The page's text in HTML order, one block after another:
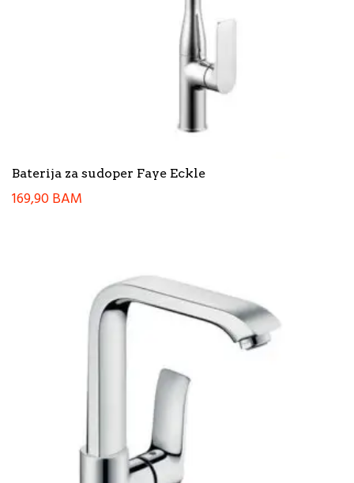
Baterija za sudoper Faye Eckle
169,90BAM